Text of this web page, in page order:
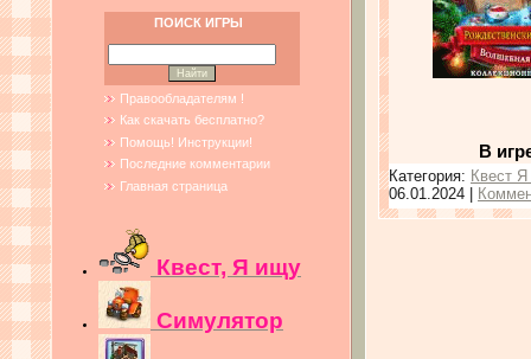
ПОИСК ИГРЫ
Правообладателям !
Как скачать бесплатно?
Помощь! Инструкции!
Последние комментарии
Главная страница
Квест, Я ищу
Симулятор
В
Категория: Квест
06.01.2024 |